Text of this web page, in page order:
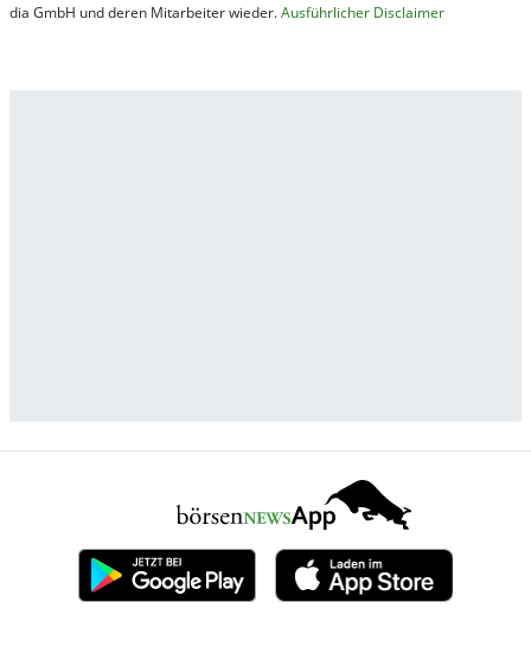
dia GmbH und de­ren Mit­ar­bei­ter wie­der.Aus­führ­lich­er Dis­clai­mer